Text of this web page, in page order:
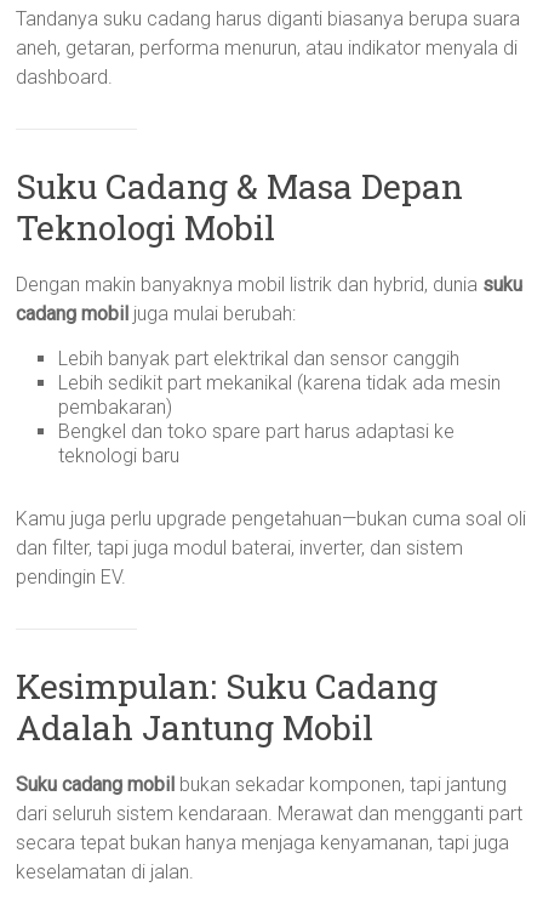
Tandanya suku cadang harus diganti biasanya berupa suara
aneh, getaran, performa menurun, atau indikator menyala di
dashboard.
Suku Cadang & Masa Depan
Teknologi Mobil
Dengan makin banyaknya mobil listrik dan hybrid, dunia suku
cadang mobil juga mulai berubah:
Lebih banyak part elektrikal dan sensor canggih
Lebih sedikit part mekanikal (karena tidak ada mesin
pembakaran)
Bengkel dan toko spare part harus adaptasi ke
teknologi baru
Kamu juga perlu upgrade pengetahuan—bukan cuma soal oli
dan filter, tapi juga modul baterai, inverter, dan sistem
pendingin EV.
Kesimpulan: Suku Cadang
Adalah Jantung Mobil
Suku cadang mobil bukan sekadar komponen, tapi jantung
dari seluruh sistem kendaraan. Merawat dan mengganti part
secara tepat bukan hanya menjaga kenyamanan, tapi juga
keselamatan di jalan.